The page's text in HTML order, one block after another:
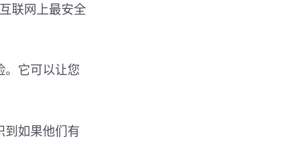
联网上最安全
。它可以让您
到如果他们有